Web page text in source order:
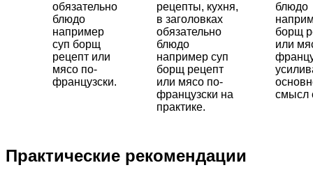
обязательно
блюдо
например
суп борщ
рецепт или
мясо по-
французски.
рецепты, кухня,
в заголовках
обязательно
блюдо
например суп
борщ рецепт
или мясо по-
французски на
практике.
блюдо
борщ
или
смысл
Практические рекомендации